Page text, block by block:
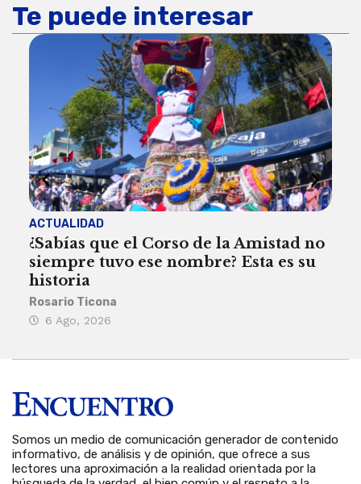
Te puede interesar
ACTUALIDAD
¿Sabías que el Corso de la Amistad no
siempre tuvo ese nombre? Esta es su
historia
Rosario Ticona
6 Ago, 2026
Somos un medio de comunicación generador de contenido
informativo, de análisis y de opinión, que ofrece a sus
lectores una aproximación a la realidad orientada por la